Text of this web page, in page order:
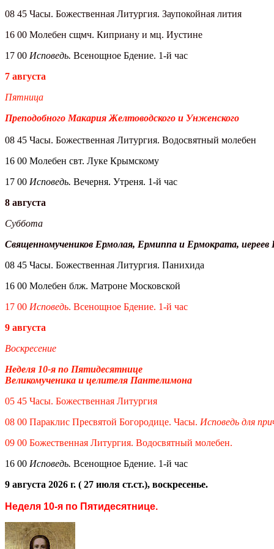
08 45 Часы. Божественная Литургия. Заупокойная лития
16 00 Молебен сщмч. Киприану и мц. Иустине
17 00 Исповедь. Всенощное Бдение. 1-й час
7 августа
Пятница
Преподобного Макария Желтоводского и Унженского
08 45 Часы. Божественная Литургия. Водосвятный молебен
16 00 Молебен свт. Луке Крымскому
17 00 Исповедь. Вечерня. Утреня. 1-й час
8 августа
Суббота
Священномучеников Ермолая, Ермиппа и Ермократа, иереев
08 45 Часы. Божественная Литургия. Панихида
16 00 Молебен блж. Матроне Московской
17 00 Исповедь. Всенощное Бдение. 1-й час
9 августа
Воскресение
Неделя 10-я по Пятидесятнице
Великомученика и целителя Пантелимона
05 45 Часы. Божественная Литургия
08 00 Параклис Пресвятой Богородице. Часы. Исповедь для
09 00 Божественная Литургия. Водосвятный молебен.
16 00 Исповедь. Всенощное Бдение. 1-й час
9 августа 2026 г. ( 27 июля ст.ст.), воскресенье.
Неделя 10-я по Пятидесятнице.